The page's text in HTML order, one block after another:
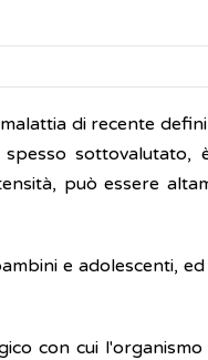
di recente
sottovalutato,
può essere
e adolescenti,
con cui